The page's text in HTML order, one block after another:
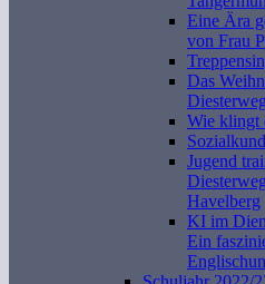
Eine Ära
von Frau
Das
Wie klingt
Jugend
Havelberg
KI im
Ein